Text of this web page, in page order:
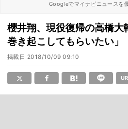
Googleでマイナビニュースを
櫻井翔、現役復帰の高橋大
巻き起こしてもらいたい」
掲載日 2018/10/09 09:10